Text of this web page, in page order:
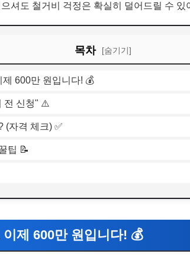
셔도 철거비 걱정은 확실히 덜어드릴 수 있
목차 [숨기기]
600만 원입니다! 💰
전 신청" ⚠️
(자격 체크) ✅
팁 📝
제 600만 원입니다! 💰